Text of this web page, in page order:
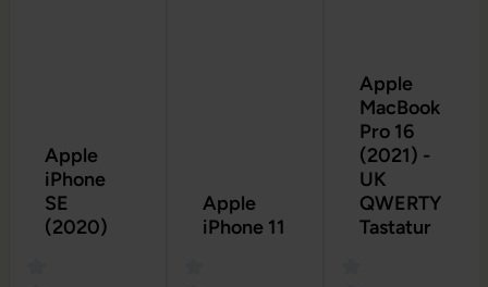
Apple
iPhone
SE
(2020)
Apple
iPhone 11
Apple
MacBook
Pro 16
(2021) -
UK
QWERTY
Tastatur